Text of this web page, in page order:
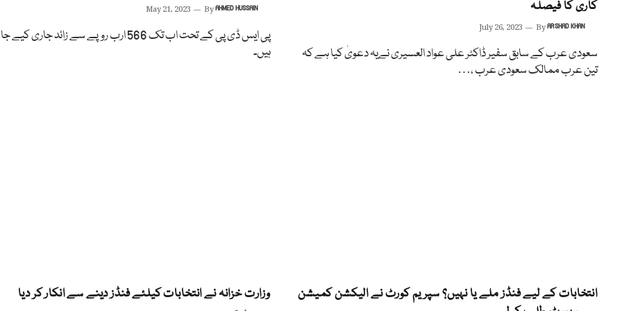
کاری کا فیصلہ
July 26, 2023 ByARSHAD KHAN
سعودی عرب کے سابق سفیر ڈاکٹر علی عواد العسیری نےیہ دعویٰ کیا ہے کہ
تین عرب ممالک سعودی عرب ،…
May 21, 2023 ByAHMED HUSSAIN
پی ایس ڈی پی کے تحت اب تک 566 ارب روپے سے زائد جاری
ہیں۔
انتخابات کے لیے فنڈز ملے یا نہیں؟ سپریم کورٹ نے الیکشن کمیشن
وزارت خزانہ نے انتخابات کیلئے فنڈز دینے سے انکار کر دیا